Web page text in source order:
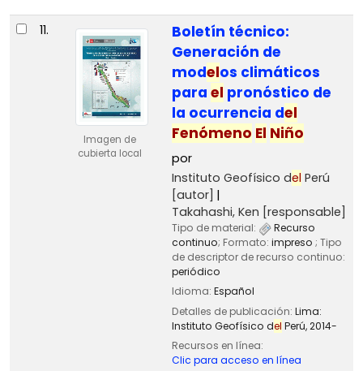
11.
Imagen de
cubierta local
Boletín técnico:
Generación de
modelos climáticos
para el pronóstico de
la ocurrencia del
Fenómeno El Niño
por
Instituto Geofísico del Perú
[autor]
Takahashi, Ken [responsable]
Tipo de material:
Recurso
continuo; Formato: impreso ; Tipo
de descriptor de recurso continuo:
periódico
Idioma: Español
Detalles de publicación: Lima:
Instituto Geofísico del Perú,2014-
Recursos en línea:
Clic para acceso en línea